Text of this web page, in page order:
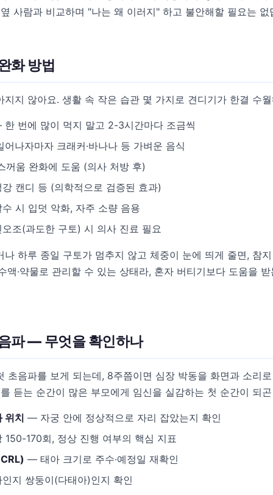
사람과 비교하며 "나는 왜 이러지" 하고 불안해할 필요는 없
화 방법
지지 않아요. 생활 속 작은 습관 몇 가지로 견디기가 한결 수
번에 많이 먹지 말고 2-3시간마다 조금씩
나자마자 크래커·바나나 등 가벼운 음식
움 완화에 도움 (의사 처방 후)
캔디 등 (의학적으로 검증된 효과)
시 입덧 악화, 자주 소량 음용
조(과도한 구토) 시 의사 진료 필요
나 하루 종일 구토가 멈추지 않고 체중이 눈에 띄게 줄면, 참
액·약물로 관리할 수 있는 상태라, 혼자 버티기보다 도움을
파 — 무엇을 확인하나
초음파를 보게 되는데, 8주쯤이면 심장 박동을 화면과 소리
듣는 순간이 많은 부모에게 임신을 실감하는 첫 순간이 되
위치 — 자궁 안에 정상적으로 자리 잡았는지 확인
170회, 정상 진행 여부의 핵심 지표
— 태아 크기로 주수·예정일 재확인
지 쌍둥이(다태아)인지 확인